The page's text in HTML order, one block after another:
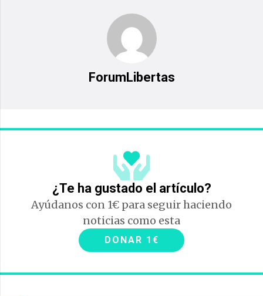
ForumLibertas
¿Te ha gustado el artículo?
Ayúdanos con 1€ para seguir haciendo
noticias como esta
DONAR 1€